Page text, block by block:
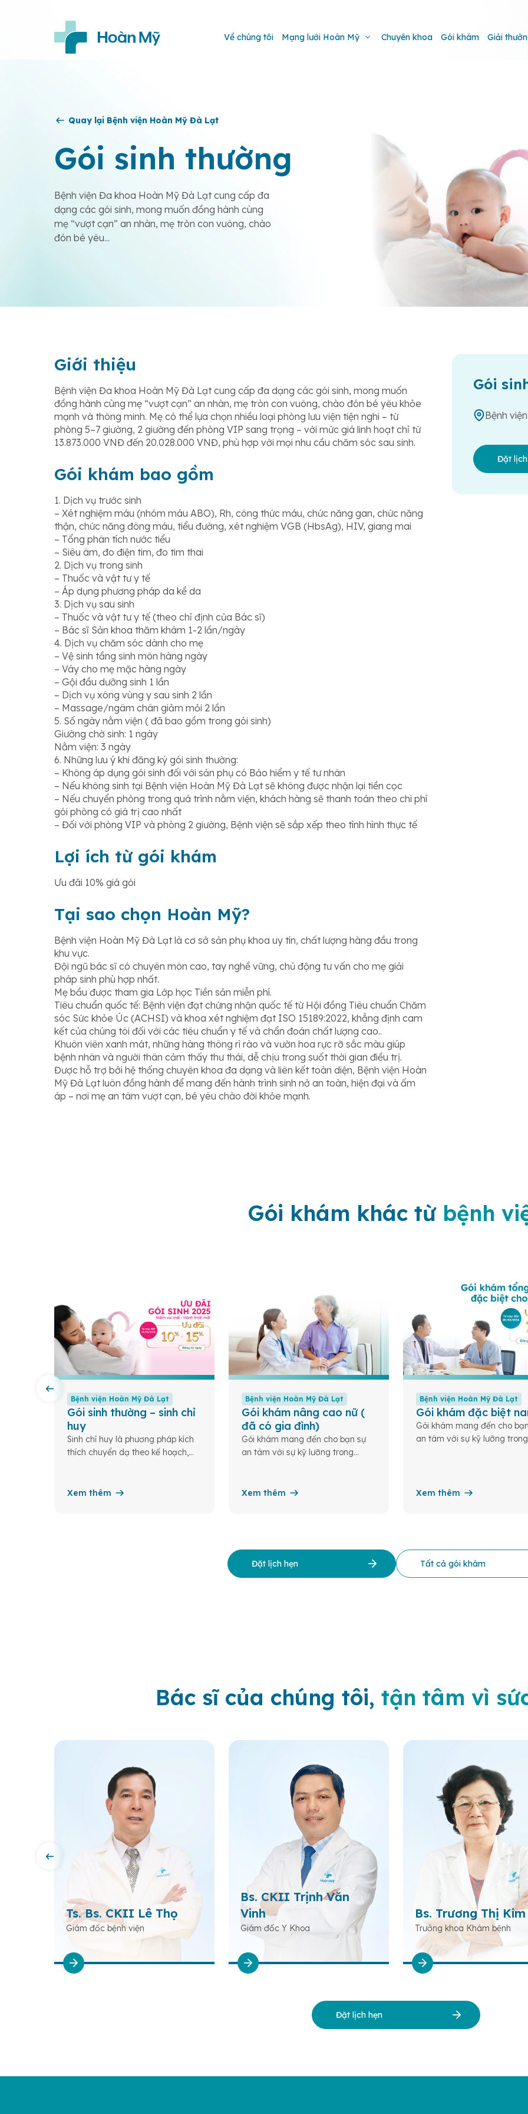
Về chúng tôi Mạng lưới Hoàn Mỹ Chuyên khoa Gói khám Giải
Quay lại Bệnh viện Hoàn Mỹ Đà Lạt
Gói sinh thường
Bệnh viện Đa khoa Hoàn Mỹ Đà Lạt cung cấp đa
dạng các gói sinh, mong muốn đồng hành cùng
mẹ “vượt cạn” an nhàn, mẹ tròn con vuông, chào
đón bé yêu...
Giới thiệu
Bệnh viện Đa khoa Hoàn Mỹ Đà Lạt cung cấp đa dạng các gói sinh, mong muốn
đồng hành cùng mẹ “vượt cạn” an nhàn, mẹ tròn con vuông, chào đón bé yêu khỏe
mạnh và thông minh. Mẹ có thể lựa chọn nhiều loại phòng lưu viện tiện nghi – từ
phòng 5–7 giường, 2 giường đến phòng VIP sang trọng – với mức giá linh hoạt chỉ từ
13.873.000 VNĐ đến 20.028.000 VNĐ, phù hợp với mọi nhu cầu chăm sóc sau sinh.
Gói khám bao gồm
1. Dịch vụ trước sinh
– Xét nghiệm máu (nhóm máu ABO), Rh, công thức máu, chức năng gan, chức năng
thận, chức năng đông máu, tiểu đường, xét nghiệm VGB (HbsAg), HIV, giang mai
– Tổng phân tích nước tiểu
– Siêu âm, đo điện tim, đo tim thai
2. Dịch vụ trong sinh
– Thuốc và vật tư y tế
– Áp dụng phương pháp da kề da
3. Dịch vụ sau sinh
– Thuốc và vật tư y tế (theo chỉ định của Bác sĩ)
– Bác sĩ Sản khoa thăm khám 1-2 lần/ngày
4. Dịch vụ chăm sóc dành cho mẹ
– Vệ sinh tầng sinh môn hàng ngày
– Váy cho mẹ mặc hàng ngày
– Gội đầu dưỡng sinh 1 lần
– Dịch vụ xông vùng y sau sinh 2 lần
– Massage/ngâm chân giảm mỏi 2 lần
5. Số ngày nằm viện ( đã bao gồm trong gói sinh)
Giường chờ sinh: 1 ngày
Nằm viện: 3 ngày
6. Những lưu ý khi đăng ký gói sinh thường:
– Không áp dụng gói sinh đối với sản phụ có Bảo hiểm y tế tư nhân
– Nếu không sinh tại Bệnh viện Hoàn Mỹ Đà Lạt sẽ không được nhận lại tiền cọc
– Nếu chuyển phòng trong quá trình nằm viện, khách hàng sẽ thanh toán theo chi phí
gói phòng có giá trị cao nhất
– Đối với phòng VIP và phòng 2 giường, Bệnh viện sẽ sắp xếp theo tình hình thực tế
Lợi ích từ gói khám
Ưu đãi 10% giá gói
Tại sao chọn Hoàn Mỹ?
Bệnh viện Hoàn Mỹ Đà Lạt là cơ sở sản phụ khoa uy tín, chất lượng hàng đầu trong
khu vực.
Đội ngũ bác sĩ có chuyên môn cao, tay nghề vững, chủ động tư vấn cho mẹ giải
pháp sinh phù hợp nhất.
Mẹ bầu được tham gia Lớp học Tiền sản miễn phí.
Tiêu chuẩn quốc tế: Bệnh viện đạt chứng nhận quốc tế từ Hội đồng Tiêu chuẩn Chăm
sóc Sức khỏe Úc (ACHSI) và khoa xét nghiệm đạt ISO 15189:2022, khẳng định cam
kết của chúng tôi đối với các tiêu chuẩn y tế và chẩn đoán chất lượng cao..
Khuôn viên xanh mát, những hàng thông rì rào và vườn hoa rực rỡ sắc màu giúp
bệnh nhân và người thân cảm thấy thư thái, dễ chịu trong suốt thời gian điều trị.
Được hỗ trợ bởi hệ thống chuyên khoa đa dạng và liên kết toàn diện, Bệnh viện Hoàn
Mỹ Đà Lạt luôn đồng hành để mang đến hành trình sinh nở an toàn, hiện đại và ấm
áp – nơi mẹ an tâm vượt cạn, bé yêu chào đời khỏe mạnh.
Gói
Bệnh
Đặt
Gói khám khác từ bệnh
Bệnh viện Hoàn Mỹ Đà Lạt
Gói sinh thường – sinh chỉ
huy
Sinh chỉ huy là phương pháp kích
thích chuyển dạ theo kế hoạch,
môn của bác sĩ Sản...
Xem thêm
Bệnh viện Hoàn Mỹ Đà Lạt
Gói khám nâng cao nữ (
đã có gia đình)
Gói khám mang đến cho bạn sự
an tâm với sự kỹ lưỡng trong
giàu kinh nghiệm; từ đó...
Xem thêm
Bệnh viện Hoàn Mỹ Đà Lạt
Gói khám đặc biệt
Gói khám mang đến cho
an tâm với sự kỹ lưỡng trong
Xem thêm
Đặt lịch hẹn Tất cả gói khám
Bác sĩ của chúng tôi, tận tâm vì
Ts. Bs. CKII Lê Thọ
Giám đốc bệnh viện
Bs. CKII Trịnh Văn
Vinh
Giám đốc Y Khoa
Bs. Trương Thị
Trưởng khoa Khám bệnh
Đặt lịch hẹn